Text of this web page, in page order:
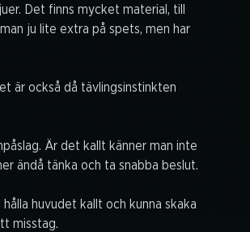
Det finns mycket material, till
ju lite extra på spets, men har
är också då tävlingsinstinkten
Är det kallt känner man inte
ändå tänka och ta snabba beslut.
huvudet kallt och kunna skaka
misstag.